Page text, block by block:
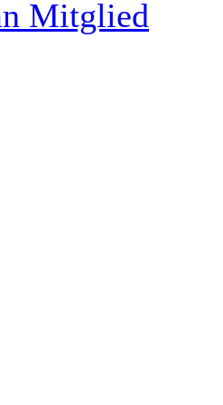
Mitglied